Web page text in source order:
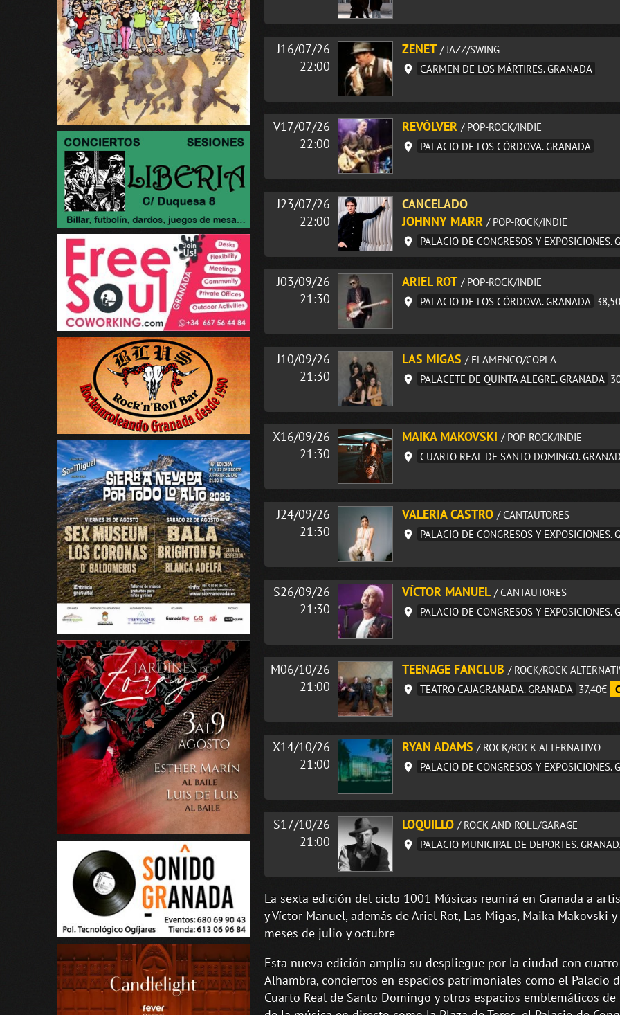
J16/07/26
22:00
ZENET / JAZZ/SWING
CARMEN DE LOS MÁRTIRES. GRANADA
V17/07/26
22:00
REVÓLVER / POP-ROCK/INDIE
PALACIO DE LOS CÓRDOVA. GRANADA
J23/07/26
22:00
CANCELADO
JOHNNY MARR / POP-ROCK/INDIE
PALACIO DE CONGRESOS Y EXPOSICIONES.
J03/09/26
21:30
ARIEL ROT / POP-ROCK/INDIE
PALACIO DE LOS CÓRDOVA. GRANADA
J10/09/26
21:30
LAS MIGAS / FLAMENCO/COPLA
PALACETE DE QUINTA ALEGRE. GRANADA
X16/09/26
21:30
MAIKA MAKOVSKI / POP-ROCK/INDIE
CUARTO REAL DE SANTO DOMINGO.
J24/09/26
21:30
VALERIA CASTRO / CANTAUTORES
PALACIO DE CONGRESOS Y EXPOSICIONES.
S26/09/26
21:30
VÍCTOR MANUEL / CANTAUTORES
PALACIO DE CONGRESOS Y EXPOSICIONES.
M06/10/26
21:00
TEENAGE FANCLUB / ROCK/ROCK
TEATRO CAJAGRANADA. GRANADA 37,40€
X14/10/26
21:00
RYAN ADAMS / ROCK/ROCK ALTERNATIVO
PALACIO DE CONGRESOS Y EXPOSICIONES.
S17/10/26
21:00
LOQUILLO / ROCK AND ROLL/GARAGE
PALACIO MUNICIPAL DE DEPORTES.
La sexta edición del ciclo 1001 Músicas reunirá en Granada a
y Víctor Manuel, además de Ariel Rot, Las Migas, Maika
meses de julio y octubre
Esta nueva edición amplía su despliegue por la ciudad con
Alhambra, conciertos en espacios patrimoniales como el Palacio
Cuarto Real de Santo Domingo y otros espacios emblemáticos